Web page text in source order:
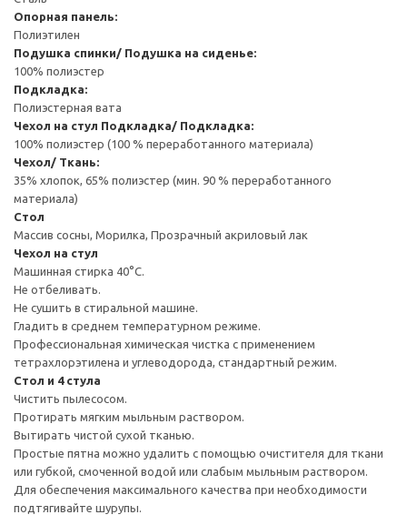
Опорная панель:
Полиэтилен
Подушка спинки/ Подушка на сиденье:
100% полиэстер
Подкладка:
Полиэстерная вата
Чехол на стул Подкладка/ Подкладка:
100% полиэстер (100 % переработанного материала)
Чехол/ Ткань:
35% хлопок, 65% полиэстер (мин. 90 % переработанного
материала)
Стол
Массив сосны, Морилка, Прозрачный акриловый лак
Чехол на стул
Машинная стирка 40°С.
Не отбеливать.
Не сушить в стиральной машине.
Гладить в среднем температурном режиме.
Профессиональная химическая чистка с применением
тетрахлорэтилена и углеводорода, стандартный режим.
Стол и 4 стула
Чистить пылесосом.
Протирать мягким мыльным раствором.
Вытирать чистой сухой тканью.
Простые пятна можно удалить с помощью очистителя для ткани
или губкой, смоченной водой или слабым мыльным раствором.
Для обеспечения максимального качества при необходимости
подтягивайте шурупы.